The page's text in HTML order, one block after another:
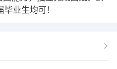
业生均可！